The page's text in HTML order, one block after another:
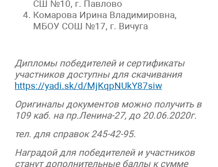
СШ №10, г. Павлово
Комарова Ирина Владимировна,
МБОУ СОШ №17, г. Вичуга
Дипломы победителей и сертификаты
участников доступны для скачивания
https://yadi.sk/d/MjKqpNUkY87siw
Оригиналы документов можно получить в
109 каб. на пр.Ленина-27, до 20.06.2020г.
тел. для справок 245-42-95.
Наградой для победителей и участников
станут дополнительные баллы к сумме